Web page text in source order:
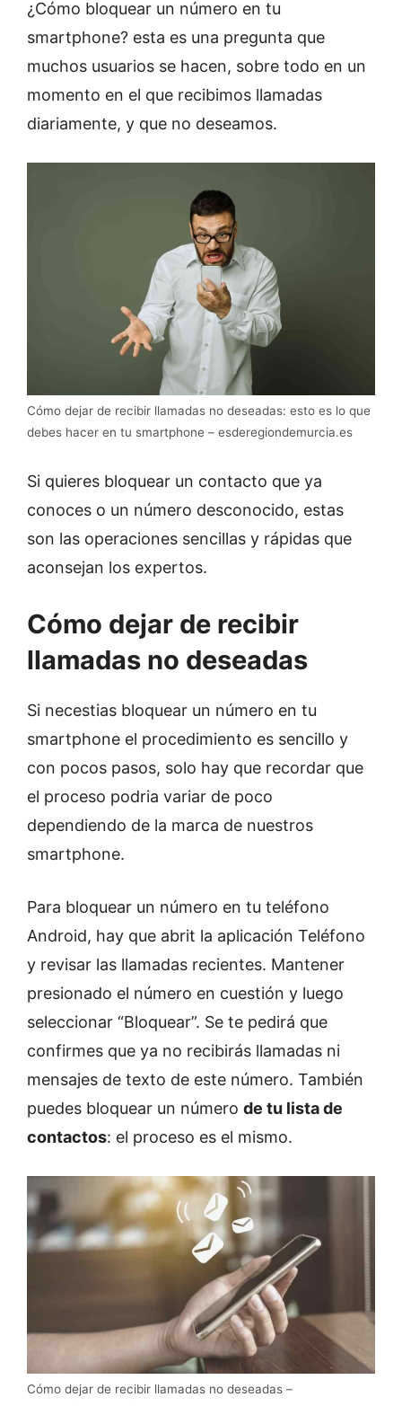
¿Cómo bloquear un número en tu
smartphone? esta es una pregunta que
muchos usuarios se hacen, sobre todo en un
momento en el que recibimos llamadas
diariamente, y que no deseamos.
Cómo dejar de recibir llamadas no deseadas: esto es lo que
debes hacer en tu smartphone – esderegiondemurcia.es
Si quieres bloquear un contacto que ya
conoces o un número desconocido, estas
son las operaciones sencillas y rápidas que
aconsejan los expertos.
Cómo dejar de recibir
llamadas no deseadas
Si necestias bloquear un número en tu
smartphone el procedimiento es sencillo y
con pocos pasos, solo hay que recordar que
el proceso podria variar de poco
dependiendo de la marca de nuestros
smartphone.
Para bloquear un número en tu teléfono
Android, hay que abrit la aplicación Teléfono
y revisar las llamadas recientes. Mantener
presionado el número en cuestión y luego
seleccionar “Bloquear”. Se te pedirá que
confirmes que ya no recibirás llamadas ni
mensajes de texto de este número. También
puedes bloquear un número de tu lista de
contactos: el proceso es el mismo.
Cómo dejar de recibir llamadas no deseadas –